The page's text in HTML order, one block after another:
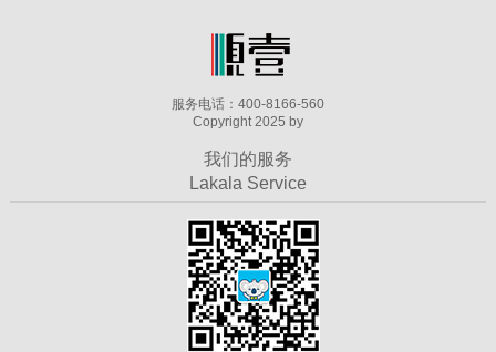
服务电话：400-8166-560
Copyright 2025 by
我们的服务
Lakala Service